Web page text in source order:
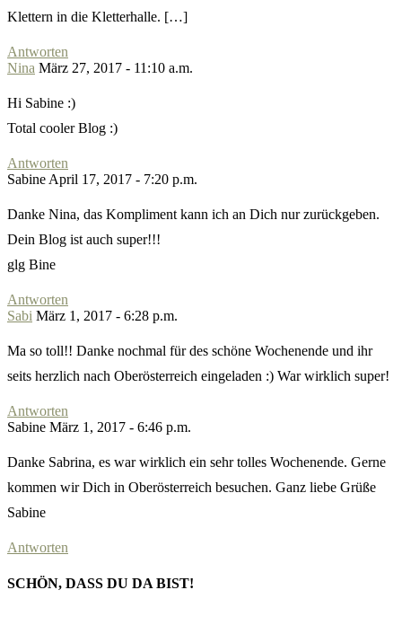
Klettern in die Kletterhalle. […]
Antworten
Nina März 27, 2017 - 11:10 a.m.
Hi Sabine :)
Total cooler Blog :)
Antworten
Sabine April 17, 2017 - 7:20 p.m.
Danke Nina, das Kompliment kann ich an Dich nur zurückgeben.
Dein Blog ist auch super!!!
glg Bine
Antworten
Sabi März 1, 2017 - 6:28 p.m.
Ma so toll!! Danke nochmal für des schöne Wochenende und ihr
seits herzlich nach Oberösterreich eingeladen :) War wirklich super!
Antworten
Sabine März 1, 2017 - 6:46 p.m.
Danke Sabrina, es war wirklich ein sehr tolles Wochenende. Gerne
kommen wir Dich in Oberösterreich besuchen. Ganz liebe Grüße
Sabine
Antworten
SCHÖN, DASS DU DA BIST!